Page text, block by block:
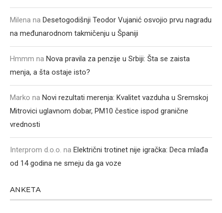
Milena na Desetogodišnji Teodor Vujanić osvojio prvu nagradu
na međunarodnom takmičenju u Španiji
Hmmm na Nova pravila za penzije u Srbiji: Šta se zaista
menja, a šta ostaje isto?
Marko na Novi rezultati merenja: Kvalitet vazduha u Sremskoj
Mitrovici uglavnom dobar, PM10 čestice ispod granične
vrednosti
Interprom d.o.o. na Električni trotinet nije igračka: Deca mlađa
od 14 godina ne smeju da ga voze
ANKETA